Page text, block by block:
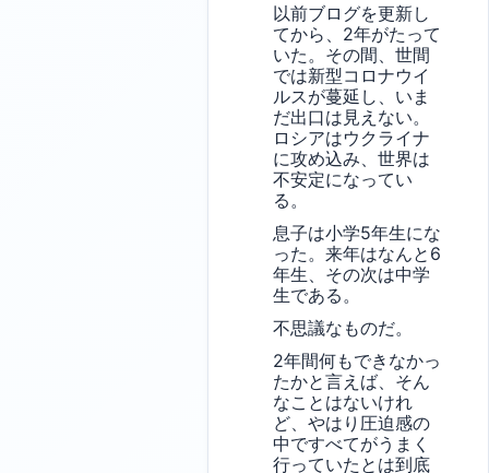
以前ブログを更新し
てから、2年がたって
いた。その間、世間
では新型コロナウイ
ルスが蔓延し、いま
だ出口は見えない。
ロシアはウクライナ
に攻め込み、世界は
不安定になってい
る。
息子は小学5年生にな
った。来年はなんと6
年生、その次は中学
生である。
不思議なものだ。
2年間何もできなかっ
たかと言えば、そん
なことはないけれ
ど、やはり圧迫感の
中ですべてがうまく
行っていたとは到底